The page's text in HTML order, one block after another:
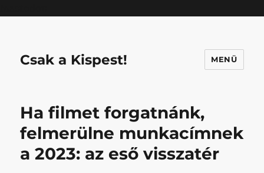
Csak a Kispest! MENÜ
Ha filmet forgatnánk,
felmerülne munkacímnek
a 2023: az eső visszatér